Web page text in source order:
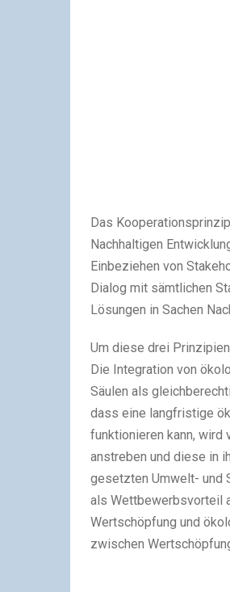
Das
Nachhaltigen
Einbeziehen von
Dialog mit sämtlichen
Lösungen in Sachen
Um diese drei
Die Integration von
Säulen als
dass eine langfristige
funktionieren kann, wird
anstreben und diese in
gesetzten Umwelt- und
als Wettbewerbsvorteil
Wertschöpfung und
zwischen